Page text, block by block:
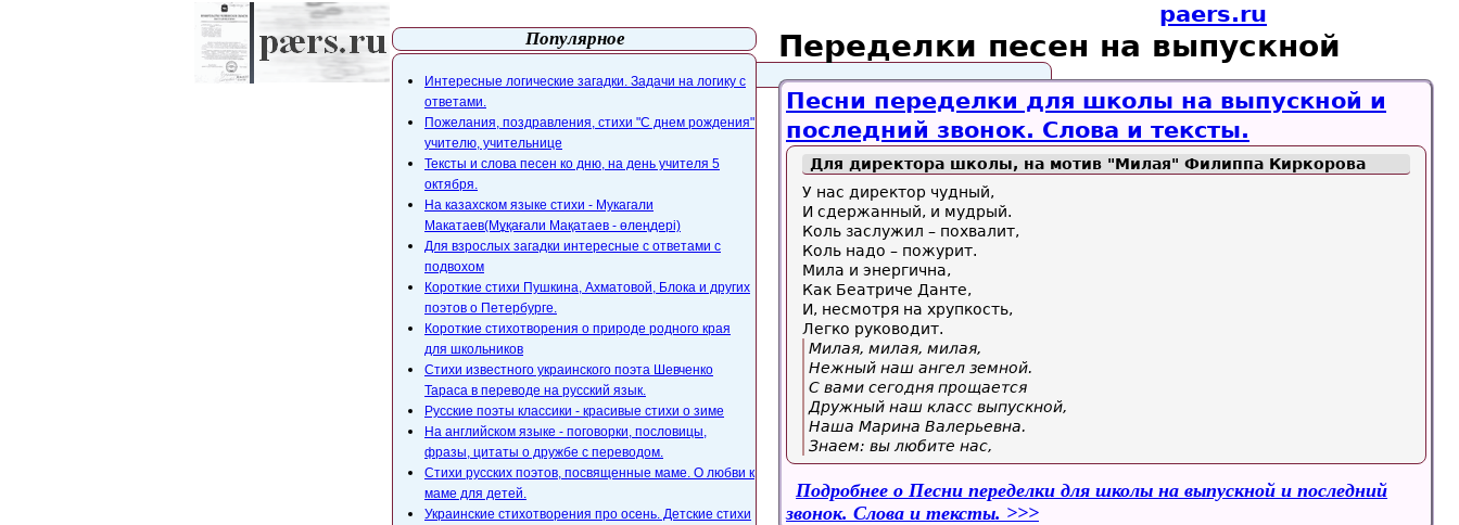
paers.ru
Переделки песен на выпускной
Песни переделки для школы на выпускной и
последний звонок. Слова и тексты.
Для директора школы, на мотив "Милая" Филиппа Киркорова
У нас директор чудный,
И сдержанный, и мудрый.
Коль заслужил – похвалит,
Коль надо – пожурит.
Мила и энергична,
Как Беатриче Данте,
И, несмотря на хрупкость,
Легко руководит.
Милая, милая, милая,
Нежный наш ангел земной.
С вами сегодня прощается
Дружный наш класс выпускной,
Наша Марина Валерьевна.
Знаем: вы любите нас,
Подробнее о Песни переделки для школы на выпускной и последний
звонок. Слова и тексты.
Популярное
Интересные логические загадки. Задачи на логику с
ответами.
Пожелания, поздравления, стихи "С днем рождения"
учителю, учительнице
Тексты и слова песен ко дню, на день учителя 5
октября.
На казахском языке стихи - Мукагали
Макатаев(Мұқағали Мақатаев - өлеңдері)
Для взрослых загадки интересные с ответами с
подвохом
Короткие стихи Пушкина, Ахматовой, Блока и других
поэтов о Петербурге.
Короткие стихотворения о природе родного края
для школьников
Стихи известного украинского поэта Шевченко
Тараса в переводе на русский язык.
Русские поэты классики - красивые стихи о зиме
На английском языке - поговорки, пословицы,
фразы, цитаты о дружбе с переводом.
Стихи русских поэтов, посвященные маме. О любви к
маме для детей.
Украинские стихотворения про осень. Детские стихи
Карта сайта webmaster@paers.ru